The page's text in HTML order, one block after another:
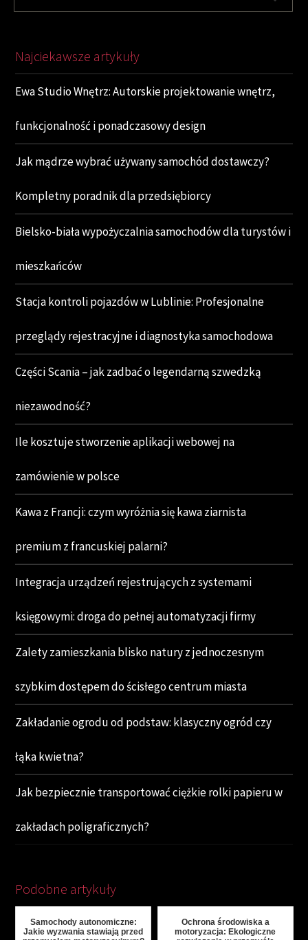
Najciekawsze artykuły
Ewa Studio Wnętrz: Autorskie projektowanie wnętrz,
funkcjonalność i ponadczasowy design
Jak mądrze wybrać używany samochód dostawczy?
Kompletny poradnik dla przedsiębiorcy
Bielsko-biała wypożyczalnia samochodów dla turystów i
mieszkańców
Stacja kontroli pojazdów w Lublinie: Profesjonalne
przeglądy rejestracyjne i diagnostyka samochodowa
Części Scania – jak zadbać o legendarną szwedzką
niezawodność?
Ile kosztuje stworzenie aplikacji webowej na
zamówienie w polsce
Kawa z Francji: czym wyróżnia się kawa ziarnista
premium z francuskiej palarni?
Integracja urządzeń rejestrujących z systemami
księgowymi: droga do pełnej automatyzacji firmy
Zalety zamieszkania blisko natury z jednoczesnym
szybkim dostępem do ścisłego centrum miasta
Zakładanie ogrodu od podstaw: klasyczny ogród czy
łąka kwietna?
Jak bezpiecznie transportować ciężkie rolki papieru w
zakładach poligraficznych?
Podobne artykuły
Samochody autonomiczne:
Jakie wyzwania stawiają przed
Ochrona środowiska a
motoryzacja: Ekologiczne